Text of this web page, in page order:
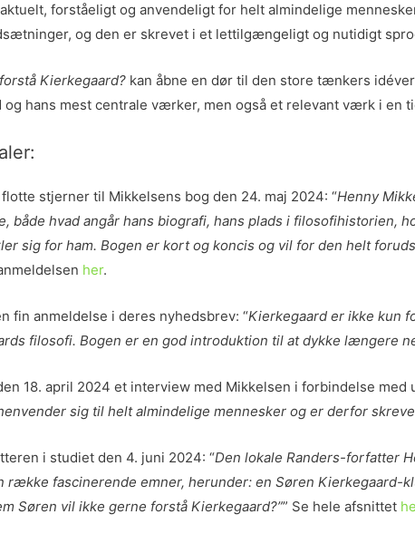
forståeligt og anvendeligt for helt almindelige
og den er skrevet i et lettilgængeligt og nutidigt
Kierkegaard? kan åbne en dør til den store tænkers
hans mest centrale værker, men også et relevant værk i en
stjerner til Mikkelsens bog den 24. maj 2024: “Henny
både hvad angår hans biografi, hans plads i
sig for ham. Bogen er kort og koncis og vil for den helt
her.
fin anmeldelse i deres nyhedsbrev: “Kierkegaard er ikke kun
filosofi. Bogen er en god introduktion til at dykke længere
18. april 2024 et interview med Mikkelsen i forbindelse med
sig til helt almindelige mennesker og er derfor
i studiet den 4. juni 2024: “Den lokale Randers-forfatter
række fascinerende emner, herunder: en Søren
Søren vil ikke gerne forstå Kierkegaard?”” Se hele afsnittet